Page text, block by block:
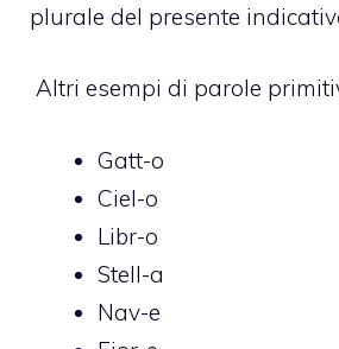
plurale del presente
Altri esempi di parole
Gatt-o
Ciel-o
Libr-o
Stell-a
Nav-e